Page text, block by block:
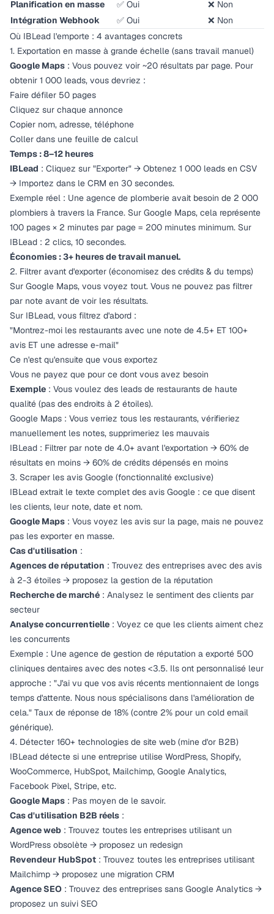
Planification en masse ✅ Oui
❌ Non
Intégration Webhook
✅ Oui
❌ Non
Où IBLead l'emporte : 4 avantages concrets
1. Exportation en masse à grande échelle (sans travail manuel)
Google Maps : Vous pouvez voir ~20 résultats par page. Pour
obtenir 1 000 leads, vous devriez :
Faire défiler 50 pages
Cliquez sur chaque annonce
Copier nom, adresse, téléphone
Coller dans une feuille de calcul
Temps : 8–12 heures
IBLead : Cliquez sur "Exporter" → Obtenez 1 000 leads en CSV
→ Importez dans le CRM en 30 secondes.
Exemple réel : Une agence de plomberie avait besoin de 2 000
plombiers à travers la France. Sur Google Maps, cela représente
100 pages × 2 minutes par page = 200 minutes minimum. Sur
IBLead : 2 clics, 10 secondes.
Économies : 3+ heures de travail manuel.
2. Filtrer avant d'exporter (économisez des crédits & du temps)
Sur Google Maps, vous voyez tout. Vous ne pouvez pas filtrer
par note avant de voir les résultats.
Sur IBLead, vous filtrez d'abord :
"Montrez-moi les restaurants avec une note de 4.5+ ET 100+
avis ET une adresse e-mail"
Ce n'est qu'ensuite que vous exportez
Vous ne payez que pour ce dont vous avez besoin
Exemple : Vous voulez des leads de restaurants de haute
qualité (pas des endroits à 2 étoiles).
Google Maps : Vous verriez tous les restaurants, vérifieriez
manuellement les notes, supprimeriez les mauvais
IBLead : Filtrer par note de 4.0+ avant l'exportation → 60% de
résultats en moins → 60% de crédits dépensés en moins
3. Scraper les avis Google (fonctionnalité exclusive)
IBLead extrait le texte complet des avis Google : ce que disent
les clients, leur note, date et nom.
Google Maps : Vous voyez les avis sur la page, mais ne pouvez
pas les exporter en masse.
Cas d'utilisation :
Agences de réputation : Trouvez des entreprises avec des avis
à 2-3 étoiles → proposez la gestion de la réputation
Recherche de marché : Analysez le sentiment des clients par
secteur
Analyse concurrentielle : Voyez ce que les clients aiment chez
les concurrents
Exemple : Une agence de gestion de réputation a exporté 500
cliniques dentaires avec des notes <3.5. Ils ont personnalisé leur
approche : "J'ai vu que vos avis récents mentionnaient de longs
temps d'attente. Nous nous spécialisons dans l'amélioration de
cela." Taux de réponse de 18% (contre 2% pour un cold email
générique).
4. Détecter 160+ technologies de site web (mine d'or B2B)
IBLead détecte si une entreprise utilise WordPress, Shopify,
WooCommerce, HubSpot, Mailchimp, Google Analytics,
Facebook Pixel, Stripe, etc.
Google Maps : Pas moyen de le savoir.
Cas d'utilisation B2B réels :
Agence web : Trouvez toutes les entreprises utilisant un
WordPress obsolète → proposez un redesign
Revendeur HubSpot : Trouvez toutes les entreprises utilisant
Mailchimp → proposez une migration CRM
Agence SEO : Trouvez des entreprises sans Google Analytics →
proposez un suivi SEO